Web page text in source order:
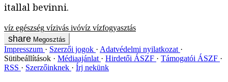
itallal bevinni.
víz egészség vízivás ivóvíz vízfogyasztás
Megosztás
Impresszum Szerzői jogok
Adatvédelmi nyilatkozat
Sütibeállítások
Médiaajánlat Hirdetői ÁSZF
Támogatói ÁSZF
RSS
Szerzőinknek Írj nekünk